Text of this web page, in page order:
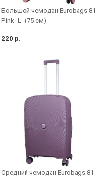
Большой чемодан Eurobags 81
Pink -L- (75 см)
220 р.
Средний чемодан Eurobags 81